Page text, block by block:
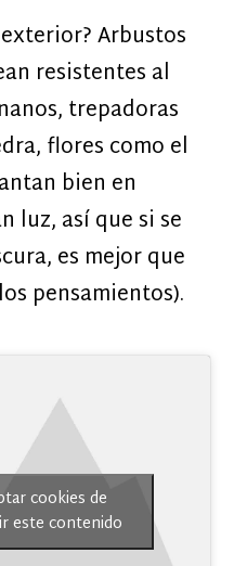
Arbustos
resistentes al
trepadoras
flores como el
bien en
luz, así que si se
es mejor que
pensamientos).
cookies de
este contenido